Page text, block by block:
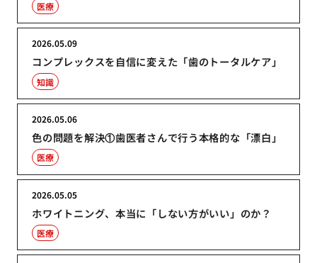
医療
コンプレックスを自信に変えた「歯のトータルケア」
2026.05.09
知識
色の問題を解決①歯医者さんで行う本格的な「漂白」
2026.05.06
医療
ホワイトニング、本当に「しない方がいい」のか？
2026.05.05
医療